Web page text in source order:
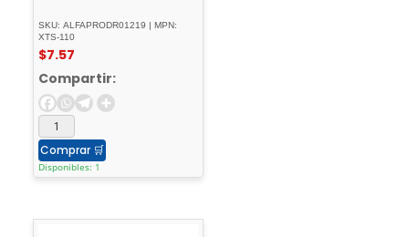
SKU: ALFAPRODR01219 | MPN:
XTS-110
$7.57
Compartir:
Comprar 🛒
Disponibles: 1